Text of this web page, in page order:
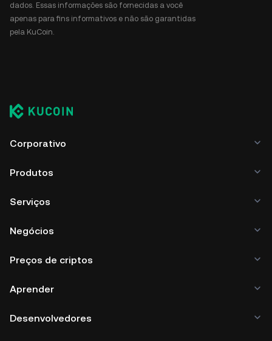
dados. Essas informações são fornecidas a você
apenas para fins informativos e não são garantidas
pela KuCoin.
Corporativo
Produtos
Serviços
Negócios
Preços de criptos
Aprender
Desenvolvedores